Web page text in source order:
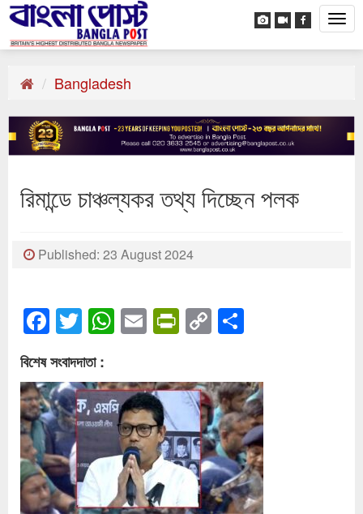
Bangladesh
রিমান্ডে চাঞ্চল্যকর তথ্য দিচ্ছেন পলক
Published: 23 August 2024
Facebook
Twitter
WhatsApp
EmailPrintFriendly
Copy
Link
বিশেষ সংবাদদাতা :